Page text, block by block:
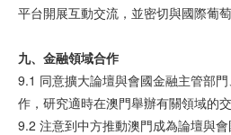
平台開展互動交流，並密切與國際葡萄
九、金融領域合作
9.1 同意擴大論壇與會國金融主管部
作，研究適時在澳門舉辦有關領域的交
9.2 注意到中方推動澳門成為論壇與